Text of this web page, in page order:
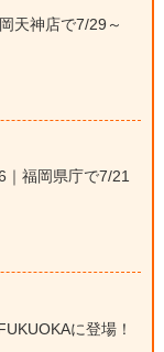
天神店で7/29～
｜福岡県庁で7/21
に登場！